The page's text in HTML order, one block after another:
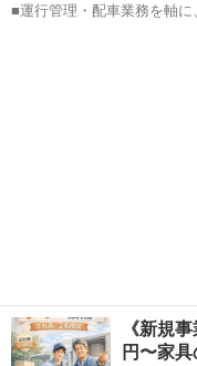
■運行管理・配車業務を軸に
《新規
円〜家